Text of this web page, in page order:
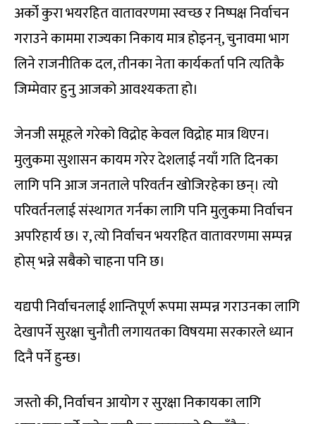
अर्को कुरा भयरहित वातावरणमा स्वच्छ र निष्पक्ष निर्वाचन
गराउने काममा राज्यका निकाय मात्र होइनन्, चुनावमा भाग
लिने राजनीतिक दल, तीनका नेता कार्यकर्ता पनि त्यतिकै
जिम्मेवार हुनु आजको आवश्यकता हो।
जेनजी समूहले गरेको विद्रोह केवल विद्रोह मात्र थिएन।
मुलुकमा सुशासन कायम गरेर देशलाई नयाँ गति दिनका
लागि पनि आज जनताले परिवर्तन खोजिरहेका छन्। त्यो
परिवर्तनलाई संस्थागत गर्नका लागि पनि मुलुकमा निर्वाचन
अपरिहार्य छ। र, त्यो निर्वाचन भयरहित वातावरणमा सम्पन्न
होस् भन्ने सबैको चाहना पनि छ।
यद्यपी निर्वाचनलाई शान्तिपूर्ण रूपमा सम्पन्न गराउनका लागि
देखापर्ने सुरक्षा चुनौती लगायतका विषयमा सरकारले ध्यान
दिनै पर्ने हुन्छ।
जस्तो की, निर्वाचन आयोग र सुरक्षा निकायका लागि